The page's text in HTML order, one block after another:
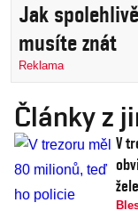
Jak
musíte znát
Reklama
Články z
V